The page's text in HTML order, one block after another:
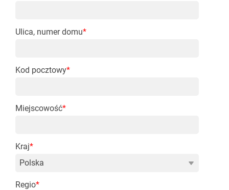
Ulica, numer domu*
Kod pocztowy*
Miejscowość*
Kraj*
Regio*